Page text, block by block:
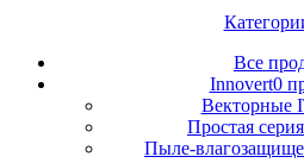
Все
Innovert0
Векторные
Простая
Пыле-